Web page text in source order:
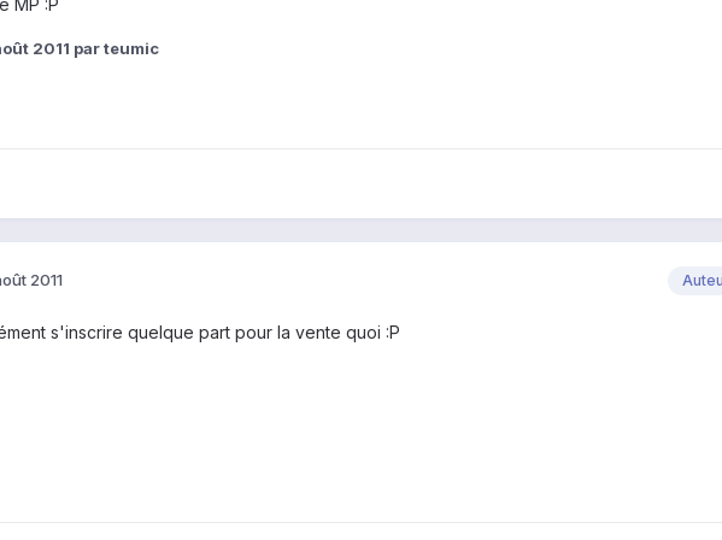
MP :P
2011 par teumic
2011
s'inscrire quelque part pour la vente quoi :P